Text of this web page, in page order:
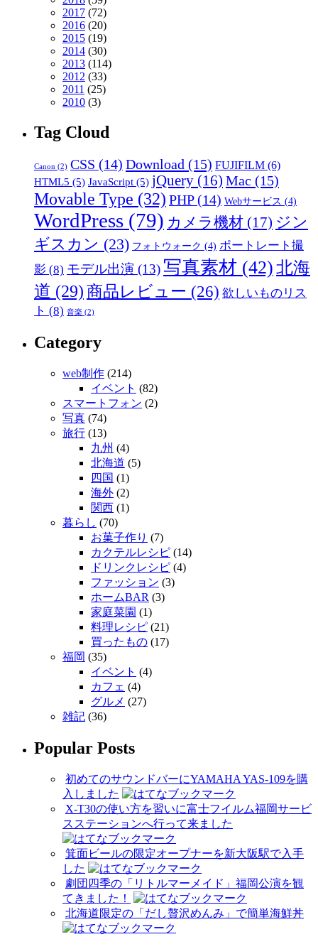
2017 (72)
2016 (20)
2015 (19)
2014 (30)
2013 (114)
2012 (33)
2011 (25)
2010 (3)
Tag Cloud
Canon (2) CSS (14) Download (15) FUJIFILM (6)
HTML5 (5) JavaScript (5) jQuery (16) Mac (15)
Movable Type (32) PHP(14) Webサービス (4)
WordPress (79) カメラ機材 (17) ジン
ギスカン (23) フォトウォーク (4) ポートレート撮
影 (8) モデル出演 (13) 写真素材 (42)北海
道 (29)商品レビュー (26) 欲しいものリス
ト (8) 音楽 (2)
Category
web制作 (214)
イベント (82)
スマートフォン (2)
写真 (74)
旅行 (13)
九州 (4)
北海道 (5)
四国 (1)
海外 (2)
関西 (1)
暮らし (70)
お菓子作り (7)
カクテルレシピ (14)
ドリンクレシピ (4)
ファッション (3)
ホームBAR (3)
家庭菜園 (1)
料理レシピ (21)
買ったもの (17)
福岡 (35)
イベント (4)
カフェ (4)
グルメ (27)
雑記 (36)
Popular Posts
初めてのサウンドバーにYAMAHA YAS-109を購
入しました
X-T30の使い方を習いに富士フイルム福岡サービ
スステーションへ行って来ました
箕面ビールの限定オープナーを新大阪駅で入手
した
劇団四季の「リトルマーメイド」福岡公演を観
てきました！
北海道限定の「だし贅沢めんみ」で簡単海鮮丼